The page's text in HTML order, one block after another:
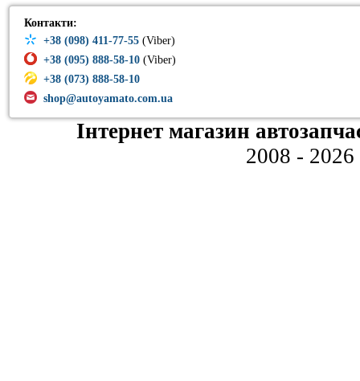
Контакти:
+38 (098) 411-77-55 (Viber)
+38 (095) 888-58-10 (Viber)
+38 (073) 888-58-10
shop@autoyamato.com.ua
Інтернет магазин
2008 - 2026